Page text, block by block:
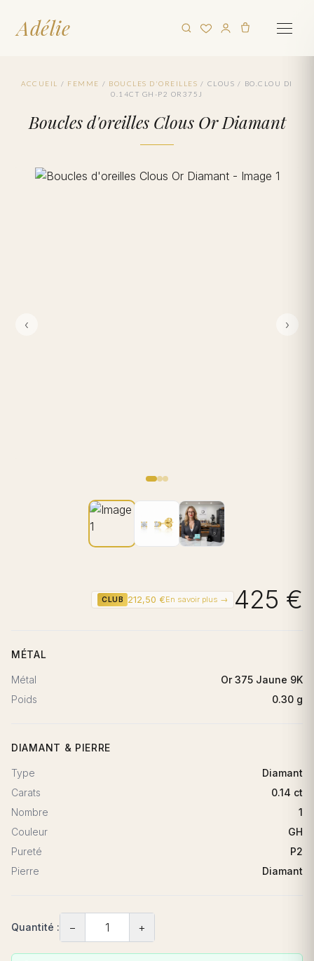
Adélie
ACCUEIL / FEMME / BOUCLES D'OREILLES / CLOUS / BO.CLOU DI
0.14CT GH-P2 OR375J
Boucles d'oreilles Clous Or Diamant
‹ ›
CLUB 212,50 €En savoir plus → 425 €
MÉTAL
Métal
Or 375 Jaune 9K
Poids
0.30 g
DIAMANT & PIERRE
Type
Diamant
Carats
0.14 ct
Nombre
1
Couleur
GH
Pureté
P2
Pierre
Diamant
Quantité : − +